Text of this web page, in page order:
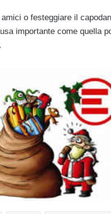
o festeggiare il
importante come quella